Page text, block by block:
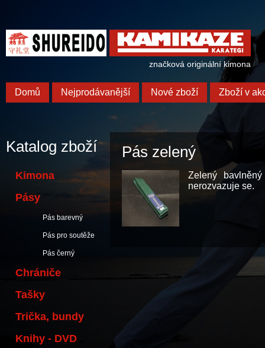
značková originální kimona
Domů Nejprodávanější Nové zboží Zboží v
Katalog zboží
Kimona
Pásy
Pás barevný
Pás pro soutěže
Pás černý
Chrániče
Tašky
Trička, bundy
Knihy - DVD
Pás zelený
Zelený
nerozvazuje se.